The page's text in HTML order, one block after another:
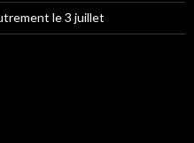
le 3 juillet